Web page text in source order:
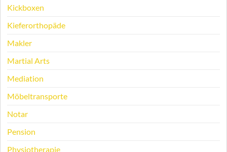
Kickboxen
Kieferorthopäde
Makler
Martial Arts
Mediation
Möbeltransporte
Notar
Pension
Physiotherapie